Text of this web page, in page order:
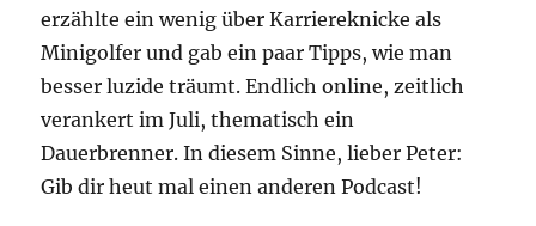
erzählte ein wenig über Karriereknicke als
Minigolfer und gab ein paar Tipps, wie man
besser luzide träumt. Endlich online, zeitlich
verankert im Juli, thematisch ein
Dauerbrenner. In diesem Sinne, lieber Peter:
Gib dir heut mal einen anderen Podcast!